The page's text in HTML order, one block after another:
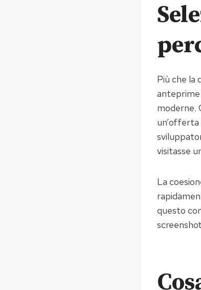
Più che la
anteprime
moderne.
visitasse
La
questo